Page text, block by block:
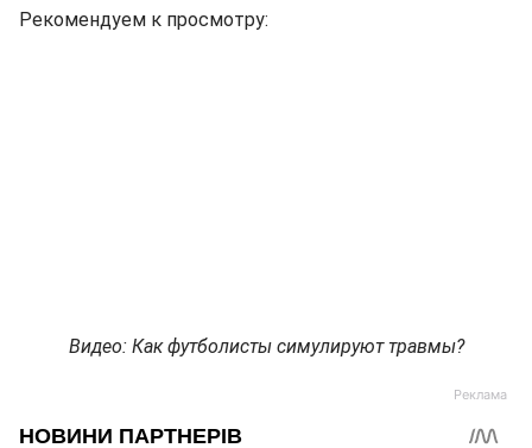
Рекомендуем к просмотру:
Видео: Как футболисты симулируют травмы?